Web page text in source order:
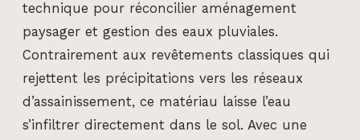
technique pour réconcilier aménagement
paysager et gestion des eaux pluviales.
Contrairement aux revêtements classiques qui
rejettent les précipitations vers les réseaux
d’assainissement, ce matériau laisse l’eau
s’infiltrer directement dans le sol. Avec une